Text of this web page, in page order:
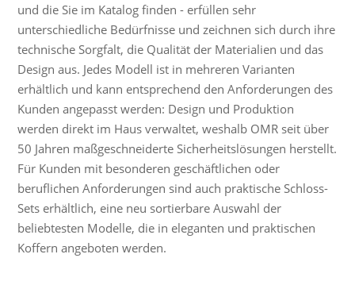
und die Sie im Katalog finden - erfüllen sehr
unterschiedliche Bedürfnisse und zeichnen sich durch ihre
technische Sorgfalt, die Qualität der Materialien und das
Design aus. Jedes Modell ist in mehreren Varianten
erhältlich und kann entsprechend den Anforderungen des
Kunden angepasst werden: Design und Produktion
werden direkt im Haus verwaltet, weshalb OMR seit über
50 Jahren maßgeschneiderte Sicherheitslösungen herstellt.
Für Kunden mit besonderen geschäftlichen oder
beruflichen Anforderungen sind auch praktische Schloss-
Sets erhältlich, eine neu sortierbare Auswahl der
beliebtesten Modelle, die in eleganten und praktischen
Koffern angeboten werden.